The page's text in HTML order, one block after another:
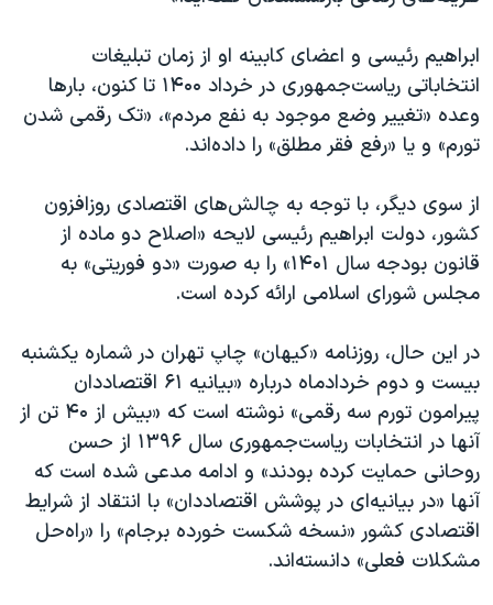
ابراهیم رئیسی و اعضای کابینه او از زمان تبلیغات
انتخاباتی ریاست‌جمهوری در خرداد ۱۴۰۰ تا کنون، بارها
وعده «تغییر وضع موجود به نفع مردم»، «تک رقمی شدن
تورم» و یا «رفع فقر مطلق» را داده‌اند.
از سوی دیگر، با توجه به چالش‌های اقتصادی روزافزون
کشور، دولت ابراهیم رئیسی لایحه «اصلاح دو ماده از
قانون بودجه سال ۱۴۰۱» را به صورت «دو فوریتی» به
مجلس شورای اسلامی ارائه کرده است.
در این حال، روزنامه «کیهان» چاپ تهران در شماره یکشنبه
بیست و دوم خردادماه درباره «بیانیه ۶۱ اقتصاددان
پیرامون تورم سه رقمی» نوشته است که «بیش از ۴۰ تن از
آنها در انتخابات ریاست‌جمهوری سال ۱۳۹۶ از حسن
روحانی حمایت کرده بودند» و ادامه مدعی شده است که
آنها «در بیانیه‌ای در پوشش اقتصاددان» با انتقاد از شرایط
اقتصادی کشور «نسخه شکست خورده برجام» را «راه‌حل
مشکلات فعلی» دانسته‌اند.